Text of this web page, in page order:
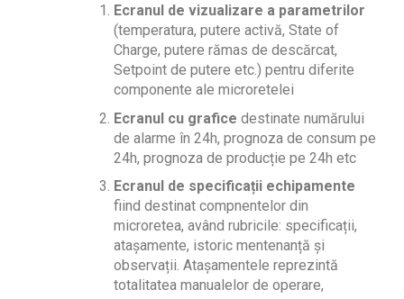
Ecranul de vizualizare a parametrilor
(temperatura, putere activă, State of
Charge, putere rămas de descărcat,
Setpoint de putere etc.) pentru diferite
componente ale microretelei
Ecranul cu grafice destinate numărului
de alarme în 24h, prognoza de consum pe
24h, prognoza de producție pe 24h etc
Ecranul de specificații echipamente
fiind destinat compnentelor din
microretea, având rubricile: specificații,
atașamente, istoric mentenanță și
observații. Atașamentele reprezintă
totalitatea manualelor de operare,